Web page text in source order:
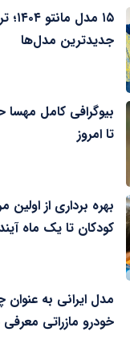
۱۵
جدیدترین مدل‌ها
بیوگرافی کامل مهسا
تا امروز
بهره برداری از اولین
کودکان تا یک ماه
مدل ایرانی به عنوان
خودرو مازراتی